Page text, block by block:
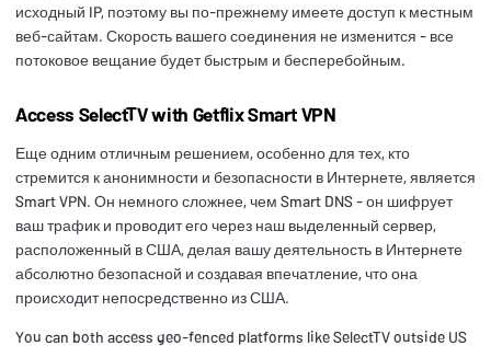
исходный IP, поэтому вы по-прежнему имеете доступ к местным
веб-сайтам. Скорость вашего соединения не изменится - все
потоковое вещание будет быстрым и бесперебойным.
Access SelectTV with Getflix Smart VPN
Еще одним отличным решением, особенно для тех, кто
стремится к анонимности и безопасности в Интернете, является
Smart VPN. Он немного сложнее, чем Smart DNS - он шифрует
ваш трафик и проводит его через наш выделенный сервер,
расположенный в США, делая вашу деятельность в Интернете
абсолютно безопасной и создавая впечатление, что она
происходит непосредственно из США.
You can both access geo-fenced platforms like SelectTV outside US